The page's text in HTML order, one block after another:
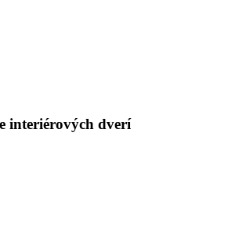
interiérových dverí